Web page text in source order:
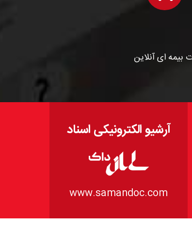
بیمه ای آنلاین
آرشیو الکترونیکی اسناد
www.samandoc.com